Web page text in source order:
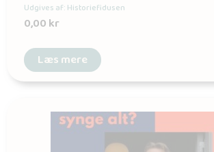
Udgives af: Historiefidusen
0,00kr
Læs mere